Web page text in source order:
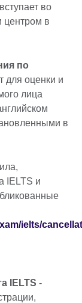
во
центром в
по
для оценки и
лица
в
IELTS и
ielts/
IELTS -